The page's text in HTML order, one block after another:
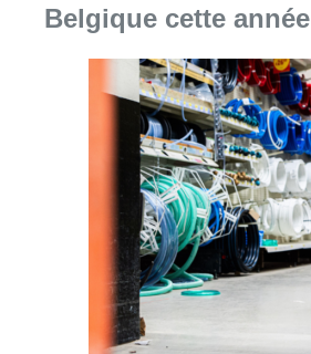
Belgique cette année